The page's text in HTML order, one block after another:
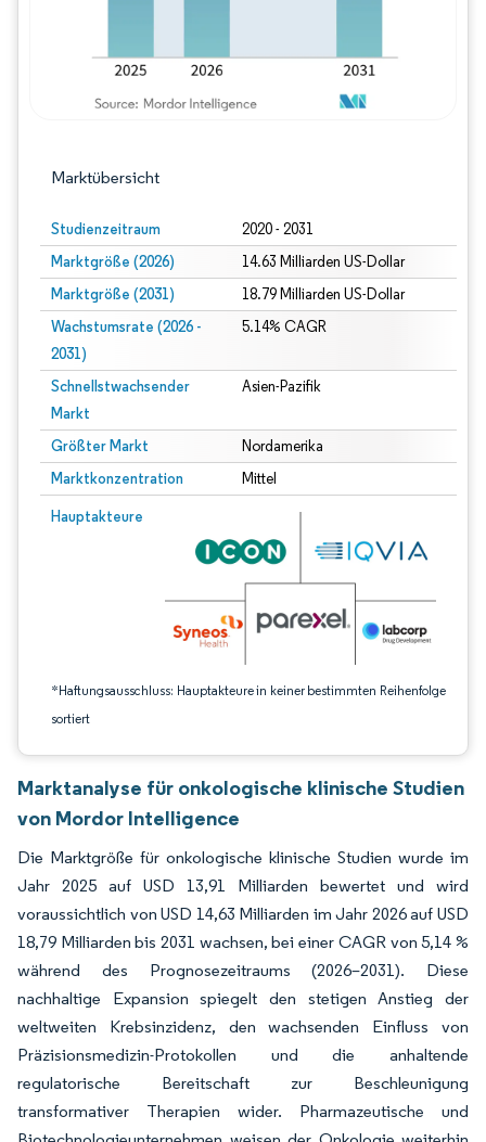
Marktübersicht
Studienzeitraum 2020 - 2031
Marktgröße (2026) 14.63 Milliarden US-Dollar
Marktgröße (2031) 18.79 Milliarden US-Dollar
Wachstumsrate (2026 -
2031)
5.14% CAGR
Schnellstwachsender
Markt
Asien-Pazifik
Größter Markt Nordamerika
Marktkonzentration Mittel
Hauptakteure
*Haftungsausschluss: Hauptakteure in keiner bestimmten Reihenfolge
sortiert
Bild © Mordor Intelligence. Wiederverwendung erfordert Namensnennung
Marktanalyse für onkologische klinische Studien
von Mordor Intelligence
Die Marktgröße für onkologische klinische Studien wurde im
Jahr 2025 auf USD 13,91 Milliarden bewertet und wird
voraussichtlich von USD 14,63 Milliarden im Jahr 2026 auf USD
18,79 Milliarden bis 2031 wachsen, bei einer CAGR von 5,14 %
während des Prognosezeitraums (2026–2031). Diese
nachhaltige Expansion spiegelt den stetigen Anstieg der
weltweiten Krebsinzidenz, den wachsenden Einfluss von
Präzisionsmedizin-Protokollen und die anhaltende
regulatorische Bereitschaft zur Beschleunigung
transformativer Therapien wider. Pharmazeutische und